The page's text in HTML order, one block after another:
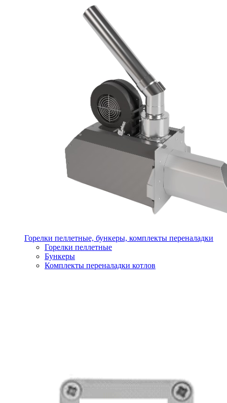
Горелки пеллетные, бункеры, комплекты переналадки
Горелки пеллетные
Бункеры
Комплекты переналадки котлов